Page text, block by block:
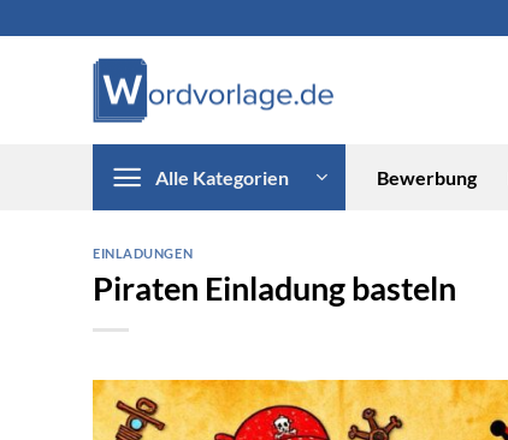
Alle Kategorien Bewerbung
EINLADUNGEN
Piraten Einladung basteln